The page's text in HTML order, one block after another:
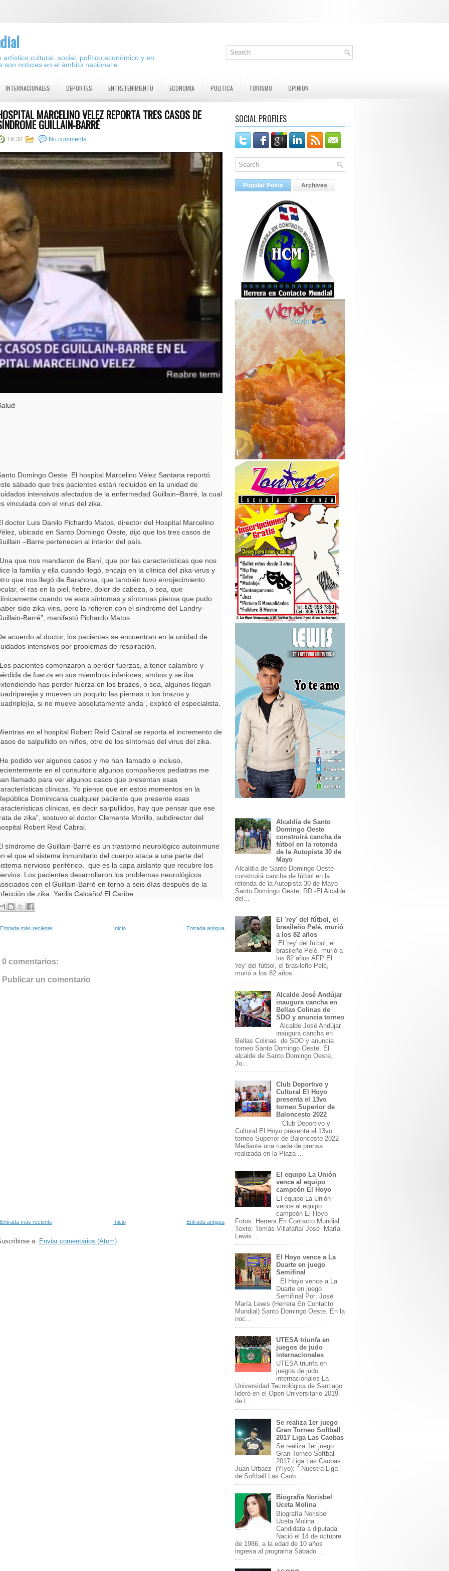
social, político,económico y en
son noticias en el ámbito nacional e
INTERNACIONALES DEPORTES ENTRETENIMIENTO ECONOMIA POLITICA TURISMO OPINION
MARCELINO VÉLEZ REPORTA TRES CASOS DE
GUILLAIN-BARRÉ
19:30 No comments
Domingo Oeste. El hospital Marcelino Vélez Santana reportó
sábado que tres pacientes están recluidos en la unidad de
intensivos afectados de la enfermedad Guillain–Barré, la cual
vinculada con el virus del zika.
doctor Luis Danilo Pichardo Matos, director del Hospital Marcelino
ubicado en Santo Domingo Oeste, dijo que los tres casos de
–Barre pertenecen al interior del país.
que nos mandaron de Baní, que por las características que nos
la familia y ella cuando llegó, encaja en la clínica del zika-virus y
que nos llegó de Barahona, que también tuvo enrojecimiento
el ras en la piel, fiebre, dolor de cabeza, o sea, que
cuando ve esos síntomas y síntomas piensa que pudo
sido zika-viris, pero la refieren con el síndrome del Landry-
Barré”, manifestó Pichardo Matos.
acuerdo al doctor, los pacientes se encuentran en la unidad de
intensivos por problemas de respiración.
pacientes comenzaron a perder fuerzas, a tener calambre y
de fuerza en sus miembros inferiores, ambos y se iba
has perder fuerza en los brazos, o sea, algunos llegan
y mueven un poquito las piernas o los brazos y
si no mueve absolutamente anda”, explicó el especialista.
en el hospital Robert Reíd Cabral se reporta el incremento de
de salpullido en niños, otro de los síntomas del virus del zika.
podido ver algunos casos y me han llamado e incluso,
en el consultorio algunos compañeros pediatras me
llamado para ver algunos casos que presentan esas
clínicas. Yo pienso que en estos momentos en la
Dominicana cualquier paciente que presente esas
clínicas, es decir sarpullidos, hay que pensar que ese
de zika”, sostuvo el doctor Clemente Morillo, subdirector del
Robert Reid Cabral.
síndrome de Guillain-Barré es un trastorno neurológico autoinmune
el que el sistema inmunitario del cuerpo ataca a una parte del
nervioso periférico, que es la capa aislante que recubre los
Los pacientes desarrollaron los problemas neurológicos
con el Guillain-Barré en torno a seis días después de la
de zika. Yarilis Calcaño/ El Caribe.
Entrada más reciente Entrada antigua
Inicio
0 comentarios:
Publicar un comentario
Entrada más reciente Entrada antigua
Inicio
a: Enviar comentarios (Atom)
SOCIAL PROFILES
Popular Posts Archives
Alcaldía de Santo
Domingo Oeste
construirá cancha de
fútbol en la rotonda
de la Autopista 30 de
Mayo
Alcaldía de Santo Domingo Oeste
construirá cancha de fútbol en la
rotonda de la Autopista 30 de Mayo
Santo Domingo Oeste, RD.-El Alcalde
del...
El 'rey' del fútbol, el
brasileño Pelé, murió
a los 82 años
El 'rey' del fútbol, el
brasileño Pelé, murió a
los 82 años AFP El
'rey' del fútbol, el brasileño Pelé,
murió a los 82 años...
Alcalde José Andújar
inaugura cancha en
Bellas Colinas de
SDO y anuncia torneo
Alcalde José Andújar
inaugura cancha en
Bellas Colinas de SDO y anuncia
torneo Santo Domingo Oeste. El
alcalde de Santo Domingo Oeste,
Jo...
Club Deportivo y
Cultural El Hoyo
presenta el 13vo
torneo Superior de
Baloncesto 2022
Club Deportivo y
Cultural El Hoyo presenta el 13vo
torneo Superior de Baloncesto 2022
Mediante una rueda de prensa
realizada en la Plaza ...
El equipo La Unión
vence al equipo
campeón El Hoyo
El equipo La Unión
vence al equipo
campeón El Hoyo
Fotos: Herrera En Contacto Mundial
Texto: Tomás Villafaña/ José María
Lewis ...
El Hoyo vence a La
Duarte en juego
Semifinal
El Hoyo vence a La
Duarte en juego
Semifinal Por: José
María Lewis (Herrera En Contacto
Mundial) Santo Domingo Oeste. En la
noc...
UTESA triunfa en
juegos de judo
internacionales
UTESA triunfa en
juegos de judo
internacionales La
Universidad Tecnológica de Santiago
lideró en el Open Universitario 2019
de l...
Se realiza 1er juego
Gran Torneo Softball
2017 Liga Las Caobas
Se realiza 1er juego
Gran Torneo Softball
2017 Liga Las Caobas
Juan Urbaez (Yiyo): " Nuestra Liga
de Softball Las Caob...
Biografía Norisbel
Uceta Molina
Biografía Norisbel
Uceta Molina
Candidata a diputada
Nació el 14 de octubre
de 1986, a la edad de 10 años
ingresa al programa Sábado ...